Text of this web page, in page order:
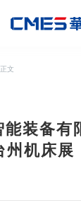
正文
能装备有
机床展